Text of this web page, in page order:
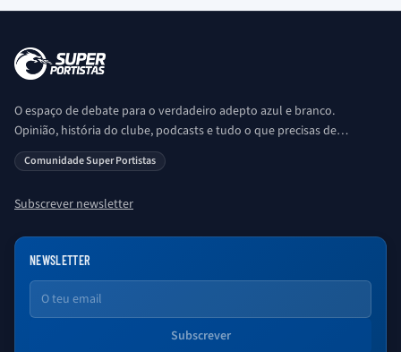
O espaço de debate para o verdadeiro adepto azul e branco.
Opinião, história do clube, podcasts e tudo o que precisas de
saber sobre o universo Porto. Ser Porto é aqui!
Comunidade Super Portistas
Subscrever newsletter
NEWSLETTER
Email
Subscrever